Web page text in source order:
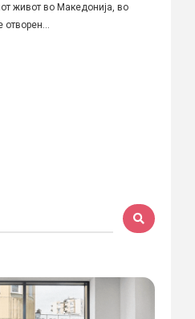
живот во Македонија, во